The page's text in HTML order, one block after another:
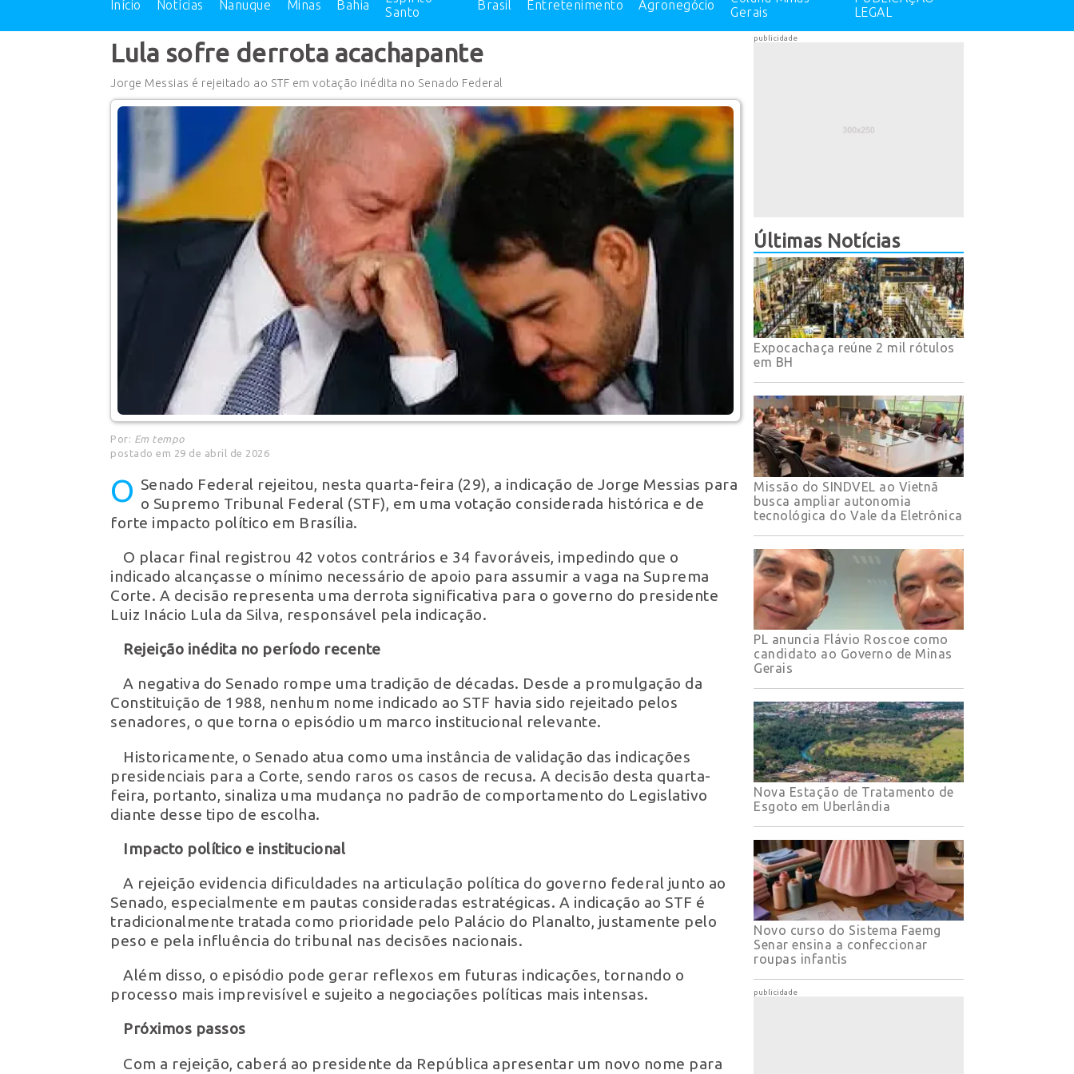
Início Notícias Nanuque Minas Bahia
Santo
Brasil Entretenimento Agronegócio
Gerais
LEGAL
Lula sofre derrota acachapante
Jorge Messias é rejeitado ao STF em votação inédita no Senado Federal
Por: Em tempo
postado em 29 de abril de 2026
O Senado Federal rejeitou, nesta quarta-feira (29), a indicação de Jorge Messias para
o Supremo Tribunal Federal (STF), em uma votação considerada histórica e de
forte impacto político em Brasília.
O placar final registrou 42 votos contrários e 34 favoráveis, impedindo que o
indicado alcançasse o mínimo necessário de apoio para assumir a vaga na Suprema
Corte. A decisão representa uma derrota significativa para o governo do presidente
Luiz Inácio Lula da Silva, responsável pela indicação.
Rejeição inédita no período recente
A negativa do Senado rompe uma tradição de décadas. Desde a promulgação da
Constituição de 1988, nenhum nome indicado ao STF havia sido rejeitado pelos
senadores, o que torna o episódio um marco institucional relevante.
Historicamente, o Senado atua como uma instância de validação das indicações
presidenciais para a Corte, sendo raros os casos de recusa. A decisão desta quarta-
feira, portanto, sinaliza uma mudança no padrão de comportamento do Legislativo
diante desse tipo de escolha.
Impacto político e institucional
A rejeição evidencia dificuldades na articulação política do governo federal junto ao
Senado, especialmente em pautas consideradas estratégicas. A indicação ao STF é
tradicionalmente tratada como prioridade pelo Palácio do Planalto, justamente pelo
peso e pela influência do tribunal nas decisões nacionais.
Além disso, o episódio pode gerar reflexos em futuras indicações, tornando o
processo mais imprevisível e sujeito a negociações políticas mais intensas.
Próximos passos
Com a rejeição, caberá ao presidente da República apresentar um novo nome para
publicidade
Últimas Notícias
Expocachaça reúne 2 mil rótulos
em BH
Missão do SINDVEL ao Vietnã
busca ampliar autonomia
tecnológica do Vale da Eletrônica
PL anuncia Flávio Roscoe como
candidato ao Governo de Minas
Gerais
Nova Estação de Tratamento de
Esgoto em Uberlândia
Novo curso do Sistema Faemg
Senar ensina a confeccionar
roupas infantis
publicidade